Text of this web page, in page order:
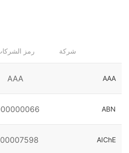
شركة رمز
AAA
AAA
ABN
AIChE